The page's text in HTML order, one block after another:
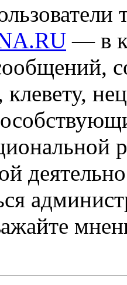
— в